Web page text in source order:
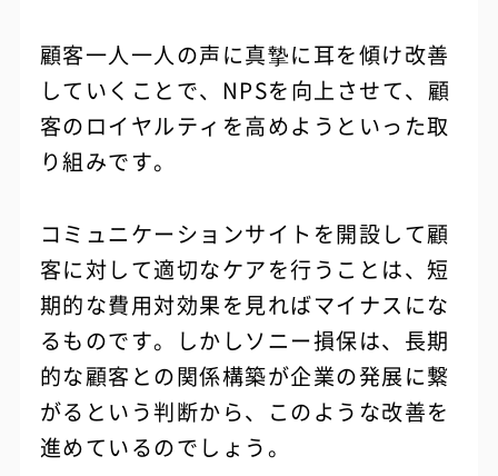
顧客一人一人の声に真摯に耳を傾け改善
していくことで、NPSを向上させて、顧
客のロイヤルティを高めようといった取
り組みです。
コミュニケーションサイトを開設して顧
客に対して適切なケアを行うことは、短
期的な費用対効果を見ればマイナスにな
るものです。しかしソニー損保は、長期
的な顧客との関係構築が企業の発展に繋
がるという判断から、このような改善を
進めているのでしょう。